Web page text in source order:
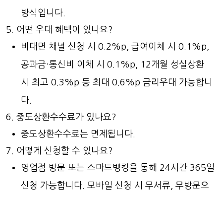
방식입니다.
어떤 우대 혜택이 있나요?
비대면 채널 신청 시 0.2%p, 급여이체 시 0.1%p,
공과금·통신비 이체 시 0.1%p, 12개월 성실상환
시 최고 0.3%p 등 최대 0.6%p 금리우대 가능합니
다.
중도상환수수료가 있나요?
중도상환수수료는 면제됩니다.
어떻게 신청할 수 있나요?
영업점 방문 또는 스마트뱅킹을 통해 24시간 365일
신청 가능합니다. 모바일 신청 시 무서류, 무방문으